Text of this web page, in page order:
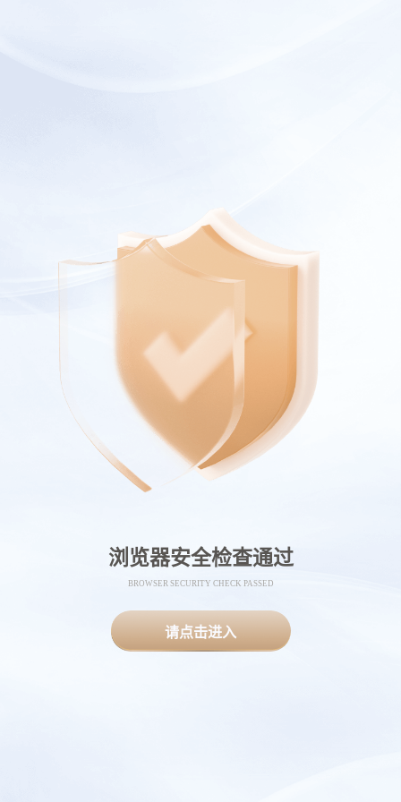
浏览器安全检查通过
BROWSER SECURITY CHECK PASSED
请点击进入